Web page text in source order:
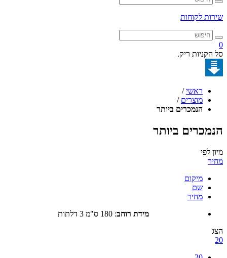
לקוחות
ריק.
ראשי
/
מוצרים /
הנמכרים ביותר
ביותר
מיקום
שם
מחיר
מידת רוחב :180 ס"מ 3 דלתות